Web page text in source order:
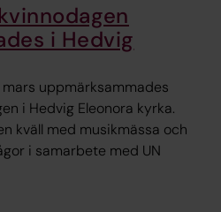
i Hedvig
uppmärksammades
i Hedvig Eleonora kyrka.
kväll med musikmässa och
i samarbete med UN